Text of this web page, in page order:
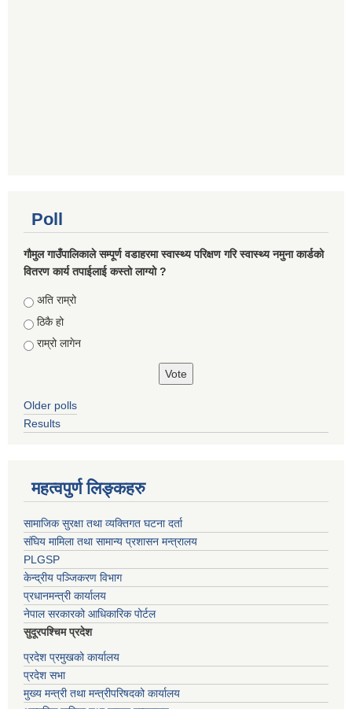
Poll
गौमुल गाउँपालिकाले सम्पूर्ण वडाहरमा स्वास्थ्य परिक्षण गरि स्वास्थ्य नमुना कार्डको
वितरण कार्य तपाईलाई कस्तो लाग्यो ?
Choices
अति राम्रो
ठिकै हो
राम्रो लागेन
Older polls
Results
महत्वपुर्ण लिङ्कहरु
सामाजिक सुरक्षा तथा व्यक्तिगत घटना दर्ता
संघिय मामिला तथा सामान्य प्रशासन मन्त्रालय
PLGSP
केन्द्रीय पञ्जिकरण विभाग
प्रधानमन्त्री कार्यालय
नेपाल सरकारको आधिकारिक पोर्टल
सुदूरपश्चिम प्रदेश
प्रदेश प्रमुखको कार्यालय
प्रदेश सभा
मुख्य मन्त्री तथा मन्त्रीपरिषदको कार्यालय